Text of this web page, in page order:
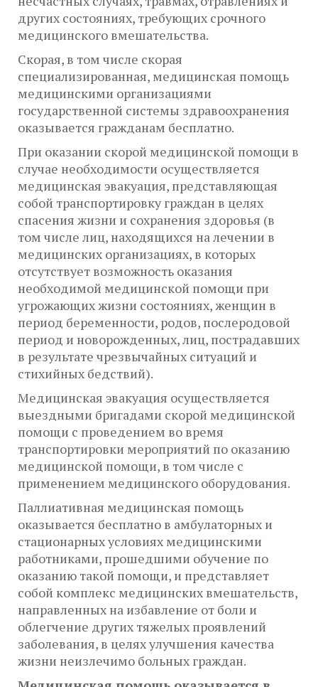
других состояниях, требующих срочного
медицинского вмешательства.
Скорая, в том числе скорая
специализированная, медицинская помощь
медицинскими организациями
государственной системы здравоохранения
оказывается гражданам бесплатно.
При оказании скорой медицинской помощи в
случае необходимости осуществляется
медицинская эвакуация, представляющая
собой транспортировку граждан в целях
спасения жизни и сохранения здоровья (в
том числе лиц, находящихся на лечении в
медицинских организациях, в которых
отсутствует возможность оказания
необходимой медицинской помощи при
угрожающих жизни состояниях, женщин в
период беременности, родов, послеродовой
период и новорожденных, лиц, пострадавших
в результате чрезвычайных ситуаций и
стихийных бедствий).
Медицинская эвакуация осуществляется
выездными бригадами скорой медицинской
помощи с проведением во время
транспортировки мероприятий по оказанию
медицинской помощи, в том числе с
применением медицинского оборудования.
Паллиативная медицинская помощь
оказывается бесплатно в амбулаторных и
стационарных условиях медицинскими
работниками, прошедшими обучение по
оказанию такой помощи, и представляет
собой комплекс медицинских вмешательств,
направленных на избавление от боли и
облегчение других тяжелых проявлений
заболевания, в целях улучшения качества
жизни неизлечимо больных граждан.